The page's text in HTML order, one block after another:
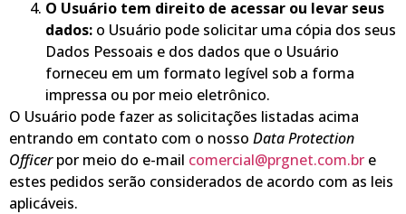
O Usuário tem direito de acessar ou levar seus
dados: o Usuário pode solicitar uma cópia dos seus
Dados Pessoais e dos dados que o Usuário
forneceu em um formato legível sob a forma
impressa ou por meio eletrônico.
O Usuário pode fazer as solicitações listadas acima
entrando em contato com o nosso Data Protection
Officerpor meio do e-mail comercial@prgnet.com.br e
estes pedidos serão considerados de acordo com as leis
aplicáveis.